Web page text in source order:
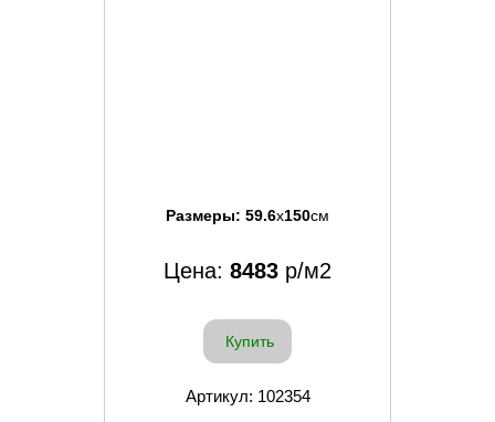
Размеры: 59.6x150см
Цена: 8483 р/м2
Купить
Артикул: 102354